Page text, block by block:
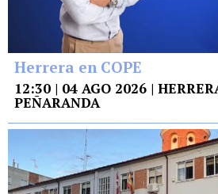
Herrera en COPE
12:30 | 04 AGO 2026 |
PEÑARANDA